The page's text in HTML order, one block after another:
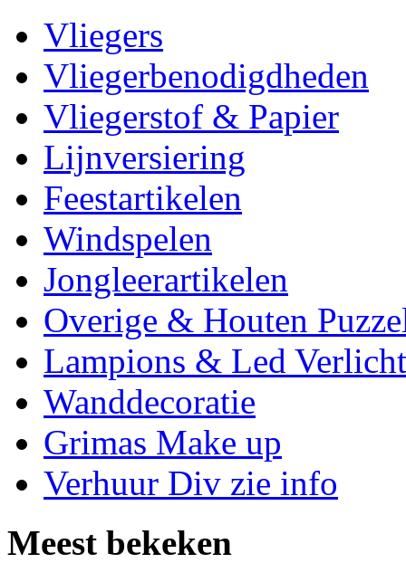
Vliegers
Vliegerbenodigdheden
Vliegerstof & Papier
Lijnversiering
Feestartikelen
Windspelen
Jongleerartikelen
Overige & Houten
Lampions & Led
Wanddecoratie
Grimas Make up
Verhuur Div zie info
Meest bekeken